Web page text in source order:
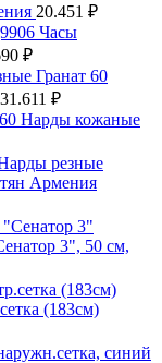
20.451 ₽
Часы
₽
Гранат 60
31.611 ₽
Нарды кожаные
резные
Армения
3", 50 см,
(183cм)